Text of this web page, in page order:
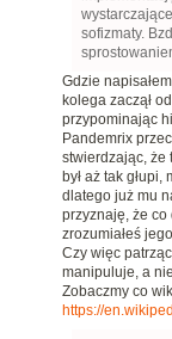
sofizmaty.
Gdzie
kolega zaczął
przypominając
Pandemrix
stwierdzając, że
był aż tak
dlatego już mu
przyznaję, że
zrozumiałeś
Czy więc
manipuluje, a
Zobaczmy co
https://